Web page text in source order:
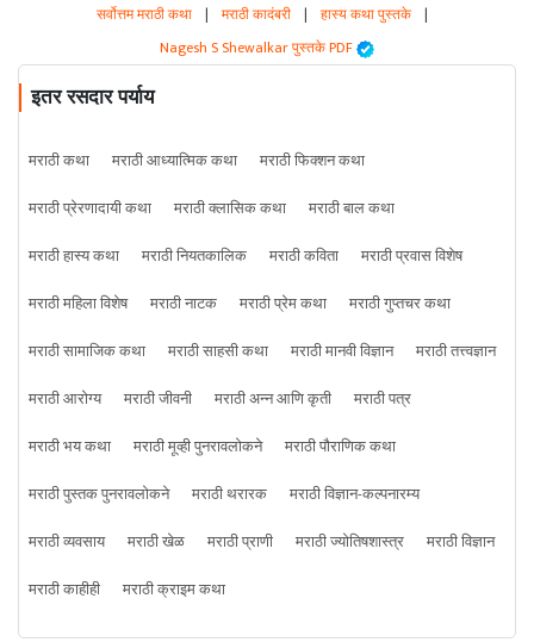
सर्वोत्तम मराठी कथा | मराठी कादंबरी | हास्य कथा पुस्तके |
Nagesh S Shewalkar पुस्तके PDF
इतर रसदार पर्याय
मराठी कथा मराठी आध्यात्मिक कथा
मराठी फिक्शन कथा
मराठी प्रेरणादायी कथा
मराठी क्लासिक कथा
मराठी बाल कथा
मराठी हास्य कथा
मराठी नियतकालिक मराठी कविता
मराठी प्रवास विशेष
मराठी महिला विशेष
मराठी नाटक मराठी प्रेम कथा
मराठी गुप्तचर कथा
मराठी सामाजिक कथा
मराठी साहसी कथा मराठी मानवी विज्ञान
मराठी तत्त्वज्ञान
मराठी आरोग्य
मराठी जीवनी मराठी अन्न आणि कृती
मराठी पत्र
मराठी भय कथा
मराठी मूव्ही पुनरावलोकने
मराठी पौराणिक कथा
मराठी पुस्तक पुनरावलोकने
मराठी थरारक
मराठी विज्ञान-कल्पनारम्य
मराठी व्यवसाय
मराठी खेळ मराठी प्राणी मराठी ज्योतिषशास्त्र
मराठी विज्ञान
मराठी काहीही
मराठी क्राइम कथा